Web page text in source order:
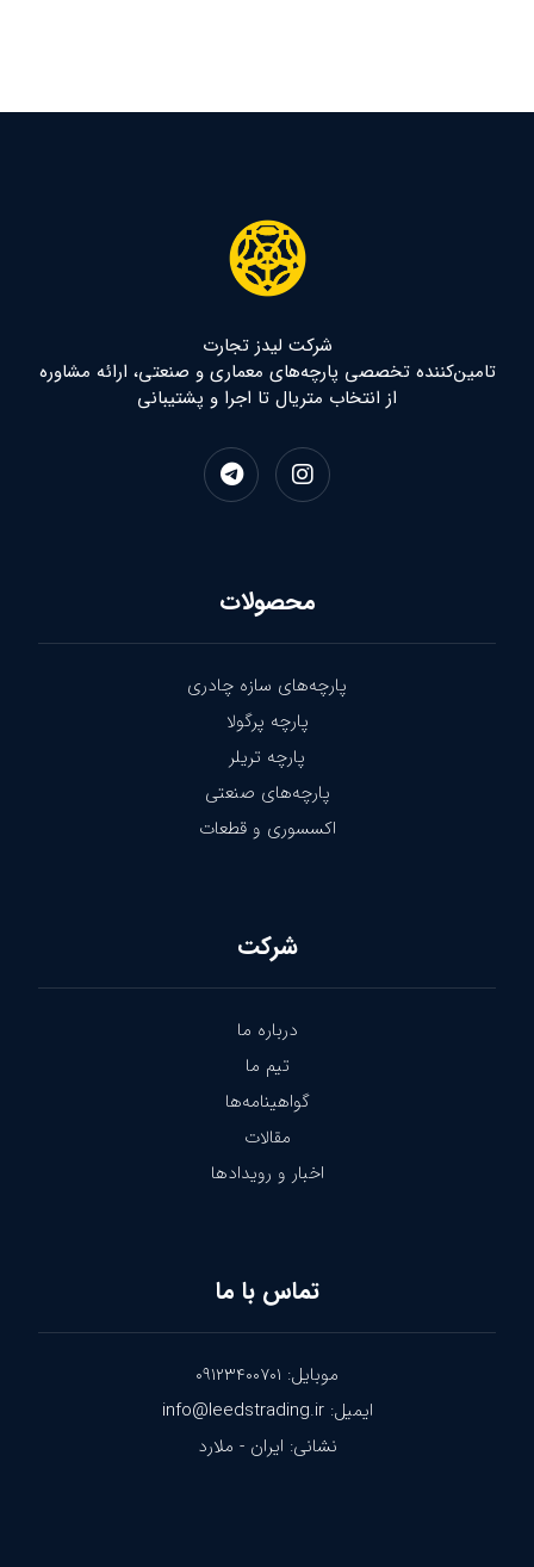
شرکت لیدز تجارت
تامین‌کننده تخصصی پارچه‌های معماری و صنعتی، ارائه مشاوره
از انتخاب متریال تا اجرا و پشتیبانی
محصولات
پارچه‌های سازه چادری
پارچه پرگولا
پارچه تریلر
پارچه‌های صنعتی
اکسسوری و قطعات
شرکت
درباره ما
تیم ما
گواهینامه‌ها
مقالات
اخبار و رویدادها
تماس با ما
موبایل: ۰۹۱۲۳۴۰۰۷۰۱
ایمیل: info@leedstrading.ir
نشانی: ایران - ملارد